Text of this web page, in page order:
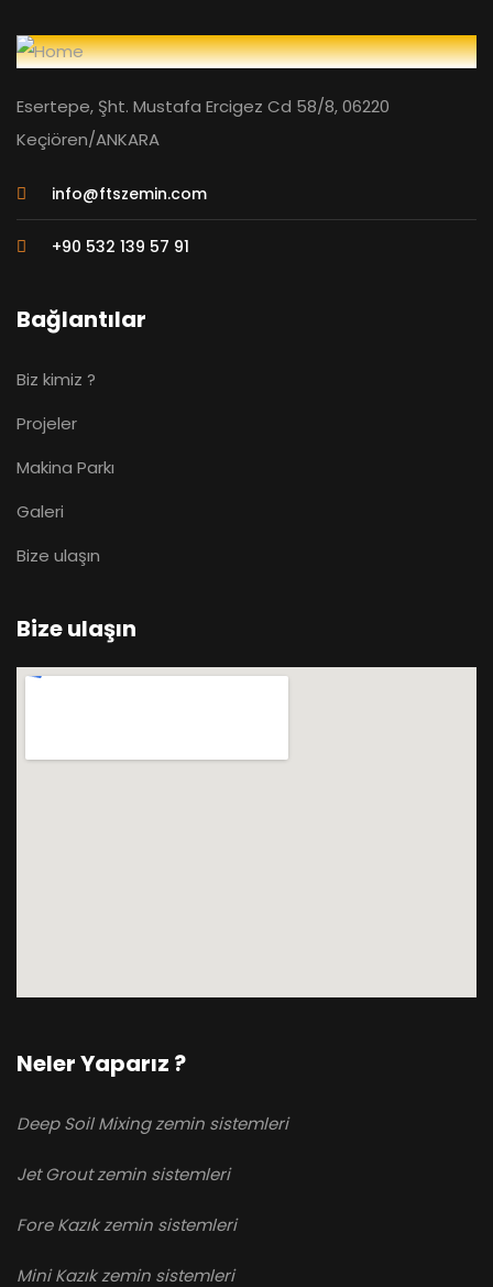
Esertepe, Şht. Mustafa Ercigez Cd 58/8, 06220
Keçiören/ANKARA
info@ftszemin.com
+90 532 139 57 91
Bağlantılar
Biz kimiz ?
Projeler
Makina Parkı
Galeri
Bize ulaşın
Bize ulaşın
Neler Yaparız ?
Deep Soil Mixing zemin sistemleri
Jet Grout zemin sistemleri
Fore Kazık zemin sistemleri
Mini Kazık zemin sistemleri